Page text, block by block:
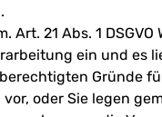
Art. 21 Abs. 1
ein und es
Gründe
oder Sie legen